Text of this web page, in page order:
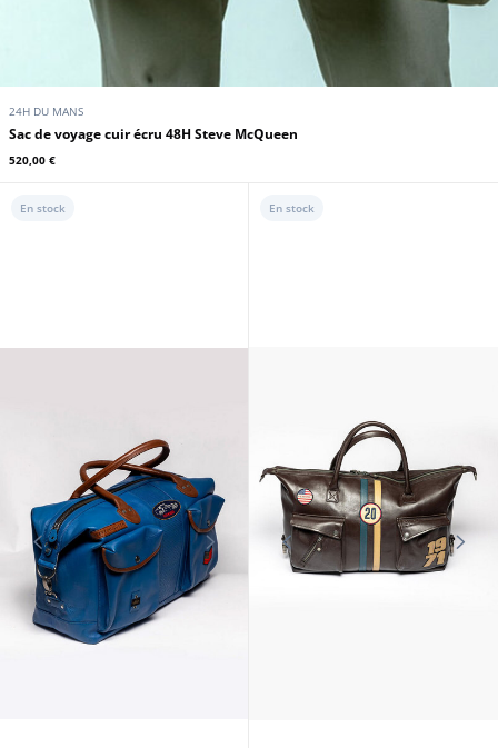
24H DU MANS
Sac de voyage cuir écru 48H Steve McQueen
520,00 €
En stock En stock